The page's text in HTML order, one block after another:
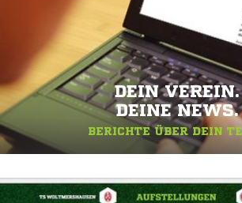
DEIN VEREIN.
DEINE NEWS.
BERICHTE ÜBER DEIN